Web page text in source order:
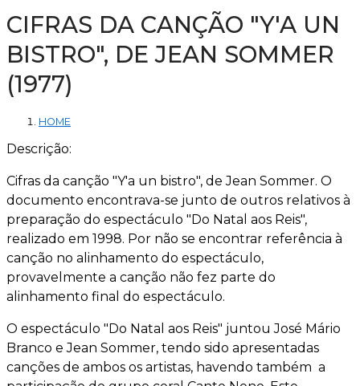
CIFRAS DA CANÇÃO "Y'A UN
BISTRO", DE JEAN SOMMER
(1977)
HOME
Descrição:
Cifras da canção "Y'a un bistro", de Jean Sommer. O
documento encontrava-se junto de outros relativos à
preparação do espectáculo "Do Natal aos Reis",
realizado em 1998. Por não se encontrar referência à
canção no alinhamento do espectáculo,
provavelmente a canção não fez parte do
alinhamento final do espectáculo.
O espectáculo "Do Natal aos Reis" juntou José Mário
Branco e Jean Sommer, tendo sido apresentadas
canções de ambos os artistas, havendo também a